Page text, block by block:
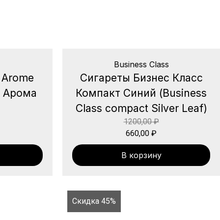
Арома
Business Class
Сигареты Бизнес Класс
Компакт Синий (Business
Class compact Silver Leaf)
1200,00₽
660,00 ₽
В корзину
Скидка 45%